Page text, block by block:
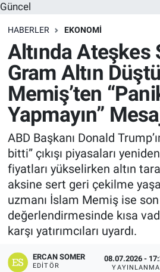
Güncel
HABERLER EKONOMI
Altında Ateşkes
Gram Altın
Memiş’ten
Yapmayın”
ABD Başkanı Donald
bitti” çıkışı piyasaları
fiyatları yükselirken altın
aksine sert geri çekilme
uzmanı İslam Memiş ise son
değerlendirmesinde kısa
karşı yatırımcıları uyardı.
ERCAN SOMER
EDITÖR
08.07.2026 -
YAYINLANMA